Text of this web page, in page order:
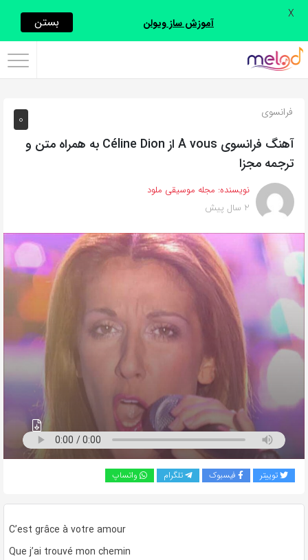
اشتراک
با
روش‌های
زیر
این
صفحه
را
با
دوستان
اشتراک
بگذارید.
لینک
0 فرانسوی
آهنگ فرانسوی À vous از Céline Dion به همراه متن و
ترجمه مجزا
نویسنده: مجله موسیقی ملود
2 سال پیش
توییتر فیسبوک تلگرام واتساپ
C’est grâce à votre amour
Que j’ai trouvé mon chemin
آموزش ساز ویولن بستن X